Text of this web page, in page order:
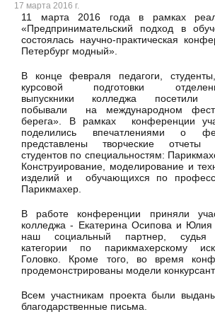
17 марта 2016 г.
11 марта 2016 года в рамках
«Предпринимательский подход в
состоялась научно-практическая
Петербург модный».
В конце февраля педагоги,
курсовой подготовки
выпускники колледжа посетили
побывали на международном
берега». В рамках конференции
поделились впечатлениями о
представлены творческие отчеты
студентов по специальностям:
Конструирование, моделирование и
изделий и обучающихся по
Парикмахер.
В работе конференции приняли
колледжа - Екатерина Осипова и
наш социальный партнер, судья
категории по парикмахерскому
Головко. Кроме того, во время
продемонстрированы модели
Всем участникам проекта были
благодарственные письма.